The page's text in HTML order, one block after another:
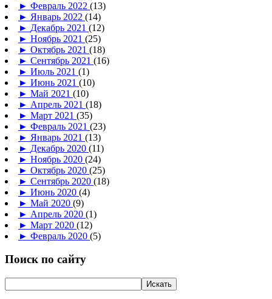
► Февраль 2022 (13)
► Январь 2022 (14)
► Декабрь 2021 (12)
► Ноябрь 2021 (25)
► Октябрь 2021 (18)
► Сентябрь 2021 (16)
► Июль 2021 (1)
► Июнь 2021 (10)
► Май 2021 (10)
► Апрель 2021 (18)
► Март 2021 (35)
► Февраль 2021 (23)
► Январь 2021 (13)
► Декабрь 2020 (11)
► Ноябрь 2020 (24)
► Октябрь 2020 (25)
► Сентябрь 2020 (18)
► Июнь 2020 (4)
► Май 2020 (9)
► Апрель 2020 (1)
► Март 2020 (12)
► Февраль 2020 (5)
Поиск по сайту